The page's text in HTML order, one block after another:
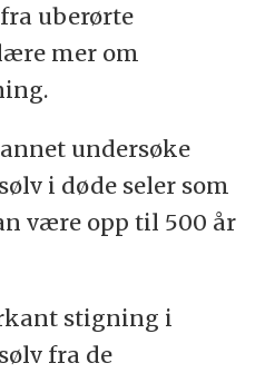
naturlig i
til
i
finnes derfor i
i næringskjeden,
som spiser fisker
(rekelignende
uberørte
mer om
undersøke
i døde seler som
være opp til 500 år
stigning i
fra de